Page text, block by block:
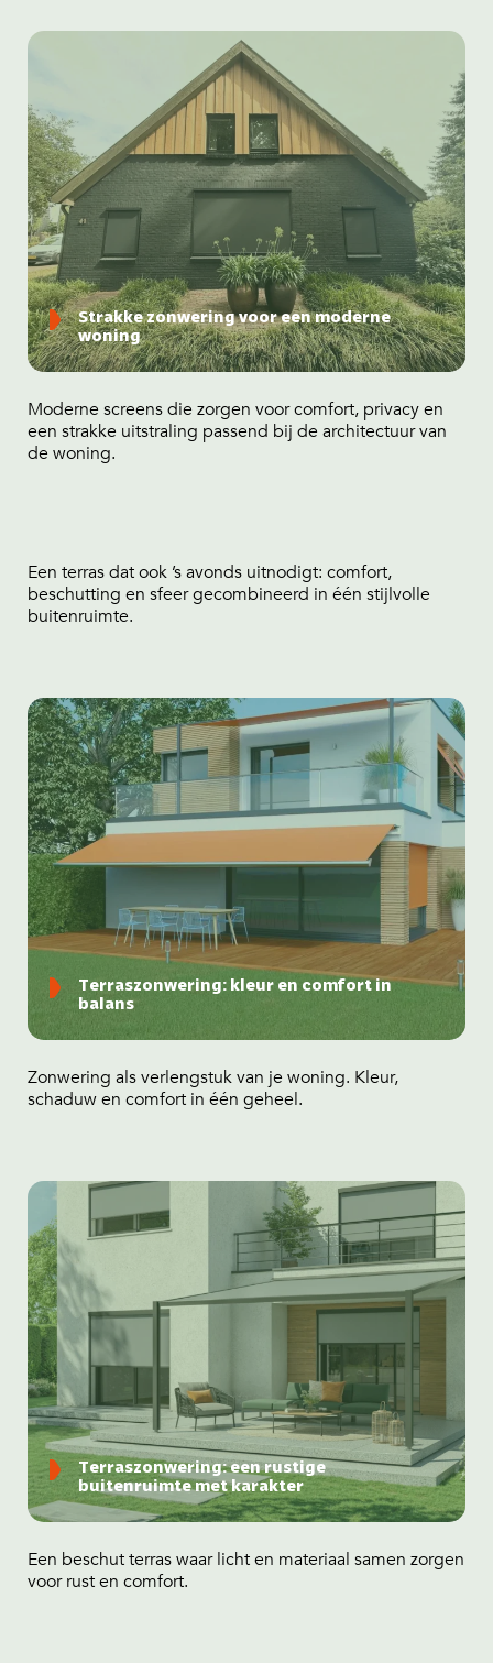
Strakke zonwering voor een moderne
woning
Moderne screens die zorgen voor comfort, privacy en
een strakke uitstraling passend bij de architectuur van
de woning.
Een terras dat ook ’s avonds uitnodigt: comfort,
beschutting en sfeer gecombineerd in één stijlvolle
buitenruimte.
Terraszonwering: kleur en comfort in
balans
Zonwering als verlengstuk van je woning. Kleur,
schaduw en comfort in één geheel.
Terraszonwering: een rustige
buitenruimte met karakter
Een beschut terras waar licht en materiaal samen zorgen
voor rust en comfort.